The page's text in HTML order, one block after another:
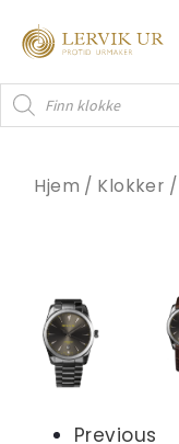
rett
innholdet
Products
search
Hjem / Klokker /
Previous